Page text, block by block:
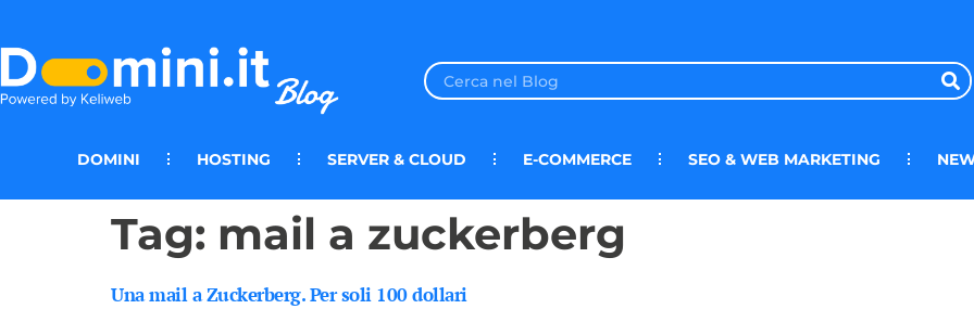
DOMINI HOSTING SERVER & CLOUD E-COMMERCE SEO & WEB MARKETING
Tag: mail a zuckerberg
Una mail a Zuckerberg. Per soli 100 dollari